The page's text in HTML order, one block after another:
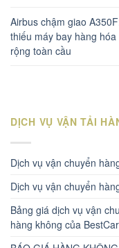
Airbus chậm giao
thiếu máy bay hàng hóa
rộng toàn cầu
DỊCH VỤ VẬN TẢI
Dịch vụ vận chuyển
Dịch vụ vận chuyển
Bảng giá dịch vụ vận
hàng không của